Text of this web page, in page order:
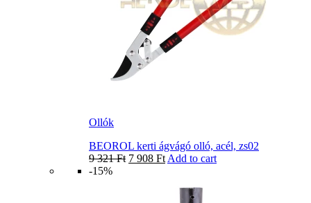
Ollók
BEOROL kerti ágvágó olló, acél, zs02
9 321Ft 7 908 Ft Add to cart
-15%